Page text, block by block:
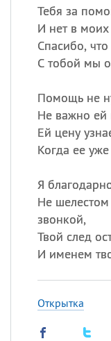
Тебя за
И нет в моих
Спасибо,
С тобой мы
Помощь не
Не важно ей
Ей цену
Когда ее
Я
Не
звонкой,
Твой след
И именем
Открытка